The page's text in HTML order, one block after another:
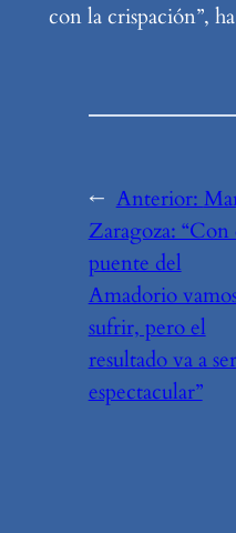
con la crispación”,
← Anterior:
Zaragoza: “Con
puente del
Amadorio
sufrir, pero el
resultado va a ser
espectacular”